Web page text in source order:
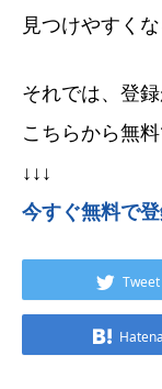
見つけやすく
それでは、登
こちらから無
↓↓↓
今すぐ無料で
Tweet
Hatena